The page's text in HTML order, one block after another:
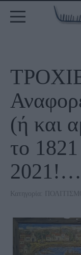
(ή και
το 1821
2021!…
Κατηγορία: